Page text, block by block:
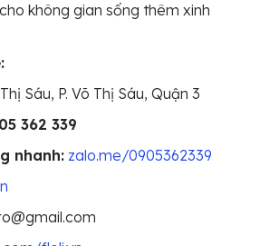
không gian sống thêm xinh
Sáu, P. Võ Thị Sáu, Quận 3
362 339
nhanh: zalo.me/0905362339